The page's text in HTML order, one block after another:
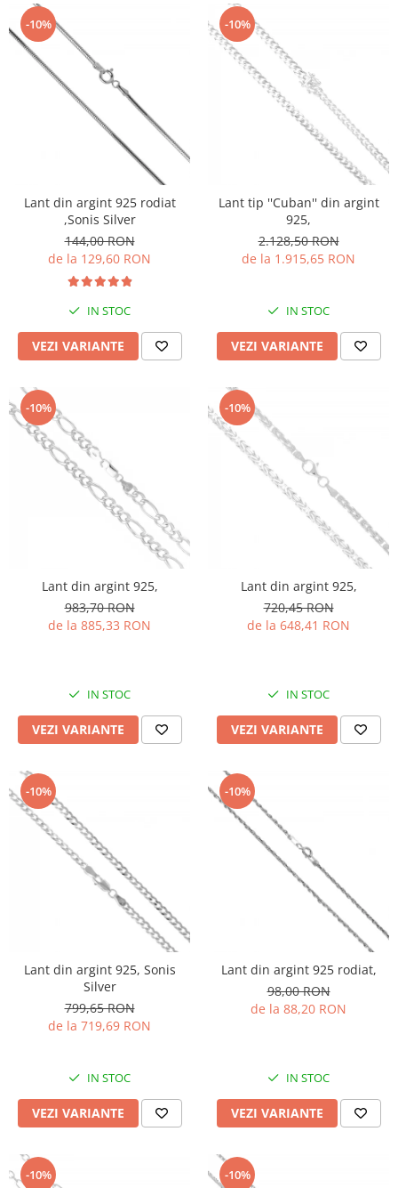
-10%
Lant din argint 925 rodiat
,Sonis Silver
144,00 RON
de la 129,60 RON
IN STOC
VEZI VARIANTE
-10%
Lant tip ''Cuban'' din argint
925,
2.128,50 RON
de la 1.915,65 RON
IN STOC
VEZI VARIANTE
-10%
Lant din argint 925,
983,70 RON
de la 885,33 RON
IN STOC
VEZI VARIANTE
-10%
Lant din argint 925,
720,45 RON
de la 648,41 RON
IN STOC
VEZI VARIANTE
-10%
Lant din argint 925, Sonis
Silver
799,65 RON
de la 719,69 RON
IN STOC
VEZI VARIANTE
-10%
Lant din argint 925 rodiat,
98,00 RON
de la 88,20 RON
IN STOC
VEZI VARIANTE
-10% -10%